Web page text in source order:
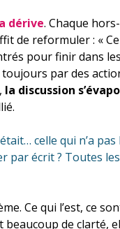
dérive. Chaque
de reformuler : «
pour finir dans
par des
la discussion
celle qui n’a
par écrit ? Toutes
Ce qui l’est, ce
beaucoup de clarté,